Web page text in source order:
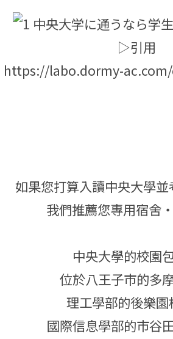
▷引用
https://labo.dormy-
如果您打算入讀中央大學並
我們推薦您專用宿舍
中央大學的校園包
位於八王子市的多摩
理工學部的後樂園
國際信息學部的市谷